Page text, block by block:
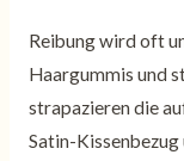
Reibung wird oft
Haargummis und
strapazieren die
Satin-